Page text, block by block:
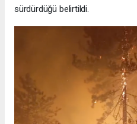
sürdürdüğü belirtildi.